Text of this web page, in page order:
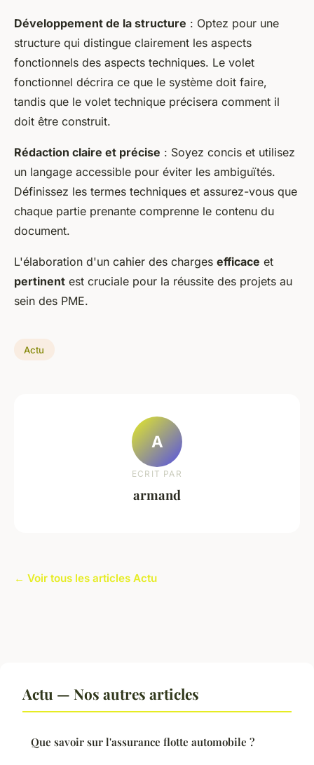
Développement de la structure : Optez pour une
structure qui distingue clairement les aspects
fonctionnels des aspects techniques. Le volet
fonctionnel décrira ce que le système doit faire,
tandis que le volet technique précisera comment il
doit être construit.
Rédaction claire et précise : Soyez concis et utilisez
un langage accessible pour éviter les ambiguïtés.
Définissez les termes techniques et assurez-vous que
chaque partie prenante comprenne le contenu du
document.
L'élaboration d'un cahier des charges efficace et
pertinent est cruciale pour la réussite des projets au
sein des PME.
Actu
A
ECRIT PAR
armand
← Voir tous les articles Actu
Actu — Nos autres articles
Que savoir sur l'assurance flotte automobile ?